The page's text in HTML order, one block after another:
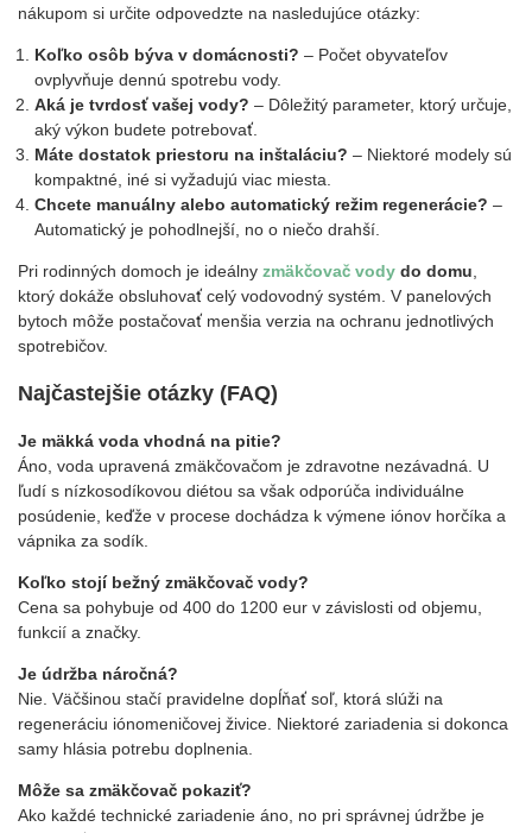
nákupom si určite odpovedzte na nasledujúce otázky:
Koľko osôb býva v domácnosti? – Počet obyvateľov
ovplyvňuje dennú spotrebu vody.
Aká je tvrdosť vašej vody? – Dôležitý parameter, ktorý určuje,
aký výkon budete potrebovať.
Máte dostatok priestoru na inštaláciu? – Niektoré modely sú
kompaktné, iné si vyžadujú viac miesta.
Chcete manuálny alebo automatický režim regenerácie? –
Automatický je pohodlnejší, no o niečo drahší.
Pri rodinných domoch je ideálny zmäkčovač vody do domu,
ktorý dokáže obsluhovať celý vodovodný systém. V panelových
bytoch môže postačovať menšia verzia na ochranu jednotlivých
spotrebičov.
Najčastejšie otázky (FAQ)
Je mäkká voda vhodná na pitie?
Áno, voda upravená zmäkčovačom je zdravotne nezávadná. U
ľudí s nízkosodíkovou diétou sa však odporúča individuálne
posúdenie, keďže v procese dochádza k výmene iónov horčíka a
vápnika za sodík.
Koľko stojí bežný zmäkčovač vody?
Cena sa pohybuje od 400 do 1200 eur v závislosti od objemu,
funkcií a značky.
Je údržba náročná?
Nie. Väčšinou stačí pravidelne dopĺňať soľ, ktorá slúži na
regeneráciu iónomeničovej živice. Niektoré zariadenia si dokonca
samy hlásia potrebu doplnenia.
Môže sa zmäkčovač pokaziť?
Ako každé technické zariadenie áno, no pri správnej údržbe je